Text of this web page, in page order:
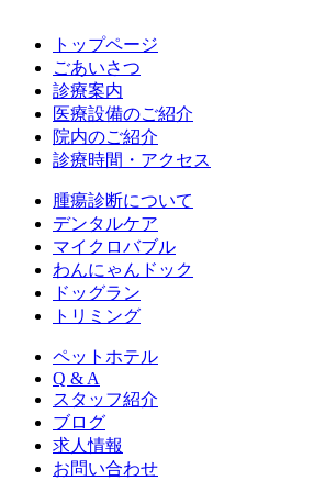
トップページ
ごあいさつ
診療案内
医療設備のご紹介
院内のご紹介
診療時間・アクセス
腫瘍診断について
デンタルケア
マイクロバブル
わんにゃんドック
ドッグラン
トリミング
ペットホテル
Q & A
スタッフ紹介
ブログ
求人情報
お問い合わせ